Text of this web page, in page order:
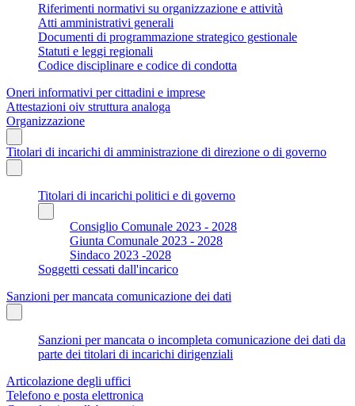
Riferimenti normativi su organizzazione e attività
Atti amministrativi generali
Documenti di programmazione strategico gestionale
Statuti e leggi regionali
Codice disciplinare e codice di condotta
Oneri informativi per cittadini e imprese
Attestazioni oiv struttura analoga
Organizzazione
Titolari di incarichi di amministrazione di direzione o di governo
Titolari di incarichi politici e di governo
Consiglio Comunale 2023 - 2028
Giunta Comunale 2023 - 2028
Sindaco 2023 -2028
Soggetti cessati dall'incarico
Sanzioni per mancata comunicazione dei dati
Sanzioni per mancata o incompleta comunicazione dei dati da
parte dei titolari di incarichi dirigenziali
Articolazione degli uffici
Telefono e posta elettronica